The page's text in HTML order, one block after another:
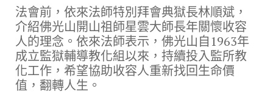
法會前，依來法師特別拜會典獄長林順斌，
介紹佛光山開山祖師星雲大師長年關懷收容
人的理念。依來法師表示，佛光山自1963年
成立監獄輔導教化組以來，持續投入監所教
化工作，希望協助收容人重新找回生命價
值，翻轉人生。